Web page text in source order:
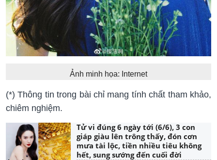
Ảnh minh họa: Internet
(*) Thông tin trong bài chỉ mang tính chất tham khảo,
chiêm nghiệm.
Tử vi đúng 6 ngày tới (6/6), 3 con
giáp giàu lên trông thấy, đón cơn
mưa tài lộc, tiền nhiều tiêu không
hết, sung sướng đến cuối đời